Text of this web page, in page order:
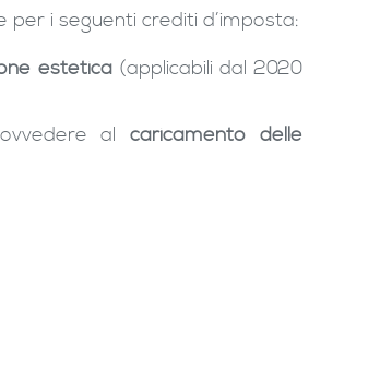
i seguenti crediti d’imposta:
estetica(applicabili dal 2020
alcaricamento delle